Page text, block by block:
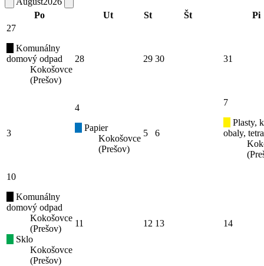
Po
Ut St Št
Pi
27
Komunálny
domový odpad
Kokošovce
(Prešov)
28 29 30 31
3
4
Papier
Kokošovce
(Prešov)
5 6
7
Plasty,
obaly,
10
Komunálny
domový odpad
Kokošovce
(Prešov)
Sklo
Kokošovce
(Prešov)
11 12 13 14